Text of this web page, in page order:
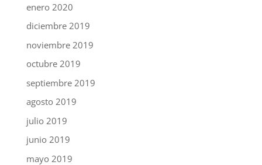
enero 2020
diciembre 2019
noviembre 2019
octubre 2019
septiembre 2019
agosto 2019
julio 2019
junio 2019
mayo 2019